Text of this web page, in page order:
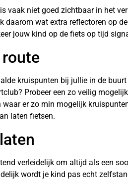
vaak niet goed zichtbaar in het
daarom wat extra reflectoren op
jouw kind op de fiets op tijd
route
kruispunten bij jullie in de
Probeer een zo veilig
er zo min mogelijk
laten fietsen.
verleidelijk om altijd als een
wordt je kind pas echt